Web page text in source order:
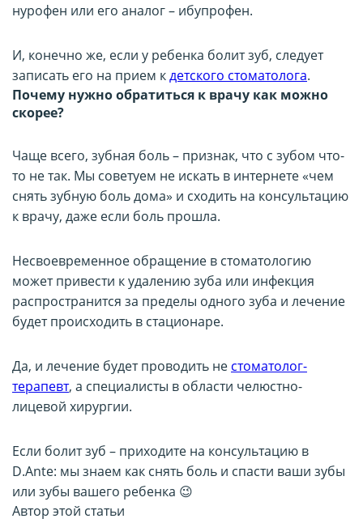
нурофен или его аналог – ибупрофен.
И, конечно же, если у ребенка болит зуб, следует
записать его на прием кдетского стоматолога.
Почему нужно обратиться к врачу как можно
скорее?
Чаще всего, зубная боль – признак, что с зубом что-
то не так. Мы советуем не искать в интернете «чем
снять зубную боль дома» и сходить на консультацию
к врачу, даже если боль прошла.
Несвоевременное обращение в стоматологию
может привести к удалению зуба или инфекция
распространится за пределы одного зуба и лечение
будет происходить в стационаре.
Да, и лечение будет проводить не стоматолог-
терапевт, а специалисты в области челюстно-
лицевой хирургии.
Если болит зуб – приходите на консультацию в
D.Ante: мы знаем как снять боль и спасти ваши зубы
или зубы вашего ребенка 😉
Автор этой статьи